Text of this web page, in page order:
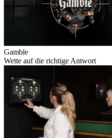
Gamble
Wette auf die richtige Antwort